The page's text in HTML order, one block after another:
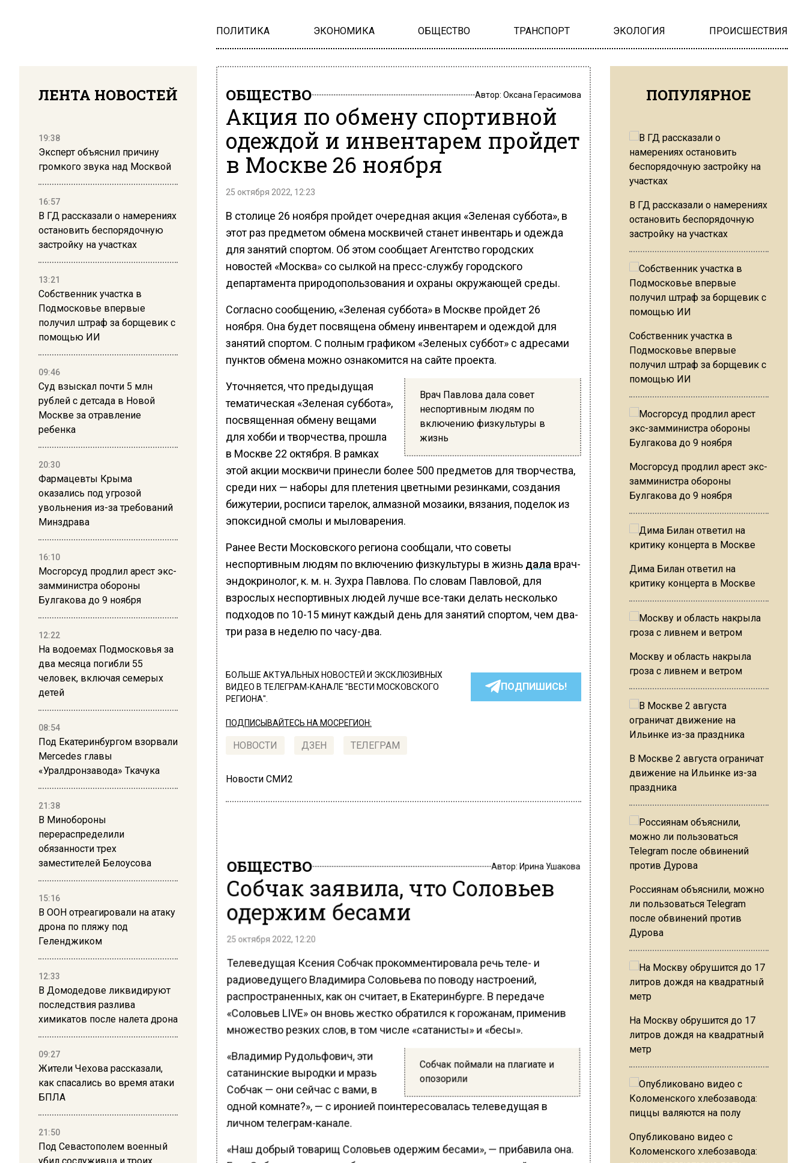
ПОЛИТИКА ЭКОНОМИКА ОБЩЕСТВО ТРАНСПОРТ ЭКОЛОГИЯ ПРОИСШЕСТВИЯ
ЛЕНТА НОВОСТЕЙ
19:38
Эксперт объяснил причину
громкого звука над Москвой
16:57
В ГД рассказали о намерениях
остановить беспорядочную
застройку на участках
13:21
Собственник участка в
Подмосковье впервые
получил штраф за борщевик с
помощью ИИ
09:46
Суд взыскал почти 5 млн
рублей с детсада в Новой
Москве за отравление
ребенка
20:30
Фармацевты Крыма
оказались под угрозой
увольнения из-за требований
Минздрава
16:10
Мосгорсуд продлил арест экс-
замминистра обороны
Булгакова до 9 ноября
12:22
На водоемах Подмосковья за
два месяца погибли 55
человек, включая семерых
детей
08:54
Под Екатеринбургом взорвали
Mercedes главы
«Уралдронзавода» Ткачука
21:38
В Минобороны
перераспределили
обязанности трех
заместителей Белоусова
15:16
В ООН отреагировали на атаку
дрона по пляжу под
Геленджиком
12:33
В Домодедове ликвидируют
последствия разлива
химикатов после налета дрона
09:27
Жители Чехова рассказали,
как спасались во время атаки
БПЛА
21:50
Под Севастополем военный
ОБЩЕСТВО Автор: Оксана Герасимова
Акция по обмену спортивной
одеждой и инвентарем пройдет
в Москве 26 ноября
25 октября 2022, 12:23
В столице 26 ноября пройдет очередная акция «Зеленая суббота», в
этот раз предметом обмена москвичей станет инвентарь и одежда
для занятий спортом. Об этом сообщает Агентство городских
новостей «Москва» со сылкой на пресс-службу городского
департамента природопользования и охраны окружающей среды.
Согласно сообщению, «Зеленая суббота» в Москве пройдет 26
ноября. Она будет посвящена обмену инвентарем и одеждой для
занятий спортом. С полным графиком «Зеленых суббот» с адресами
пунктов обмена можно ознакомится на сайте проекта.
Врач Павлова дала совет
неспортивным людям по
включению физкультуры в
жизнь
Уточняется, что предыдущая
тематическая «Зеленая суббота»,
посвященная обмену вещами
для хобби и творчества, прошла
в Москве 22 октября. В рамках
этой акции москвичи принесли более 500 предметов для творчества,
среди них — наборы для плетения цветными резинками, создания
бижутерии, росписи тарелок, алмазной мозаики, вязания, поделок из
эпоксидной смолы и мыловарения.
Ранее Вести Московского региона сообщали, что советы
неспортивным людям по включению физкультуры в жизнь дала врач-
эндокринолог, к. м. н. Зухра Павлова. По словам Павловой, для
взрослых неспортивных людей лучше все-таки делать несколько
подходов по 10-15 минут каждый день для занятий спортом, чем два-
три раза в неделю по часу-два.
БОЛЬШЕ АКТУАЛЬНЫХ НОВОСТЕЙ И ЭКСКЛЮЗИВНЫХ
ВИДЕО В ТЕЛЕГРАМ-КАНАЛЕ "ВЕСТИ МОСКОВСКОГО
РЕГИОНА".
ПОДПИШИСЬ!
ПОДПИСЫВАЙТЕСЬ НА МОСРЕГИОН:
НОВОСТИ ДЗЕН ТЕЛЕГРАМ
Новости СМИ2
ОБЩЕСТВО Автор:Ирина Ушакова
Собчак заявила, что Соловьев
одержим бесами
25 октября 2022, 12:20
Телеведущая Ксения Собчак прокомментировала речь теле- и
радиоведущего Владимира Соловьева по поводу настроений,
распространенных, как он считает, в Екатеринбурге. В передаче
«Соловьев LIVE» он вновь жестко обратился к горожанам, применив
множество резких слов, в том числе «сатанисты» и «бесы».
Собчак поймали на плагиате и
опозорили
«Владимир Рудольфович, эти
сатанинские выродки и мразь
Собчак — они сейчас с вами, в
одной комнате?», — с иронией поинтересовалась телеведущая в
личном телеграм-канале.
«Наш добрый товарищ Соловьев одержим бесами», — прибавила она.
ПОПУЛЯРНОЕ
В ГД рассказали о намерениях
остановить беспорядочную
застройку на участках
Собственник участка в
Подмосковье впервые
получил штраф за борщевик с
помощью ИИ
Мосгорсуд продлил арест экс-
замминистра обороны
Булгакова до 9 ноября
Дима Билан ответил на
критику концерта в Москве
Москву и область накрыла
гроза с ливнем и ветром
В Москве 2 августа ограничат
движение на Ильинке из-за
праздника
Россиянам объяснили, можно
ли пользоваться Telegram
после обвинений против
Дурова
На Москву обрушится до 17
литров дождя на квадратный
метр
Опубликовано видео с
Коломенского хлебозавода: